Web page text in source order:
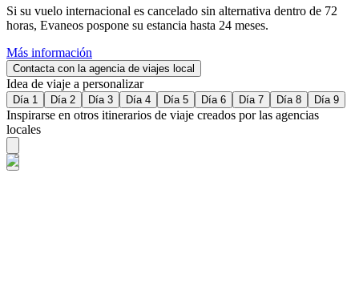
Si su vuelo internacional es cancelado sin alternativa dentro de 72
horas, Evaneos pospone su estancia hasta 24 meses.
Más información
Contacta con la agencia de viajes local
Idea de viaje a personalizar
Día 1 Día 2 Día 3 Día 4 Día 5 Día 6 Día 7 Día 8 Día 9
Inspirarse en otros itinerarios de viaje creados por las agencias
locales